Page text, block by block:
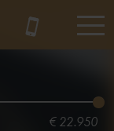
€ 22.950